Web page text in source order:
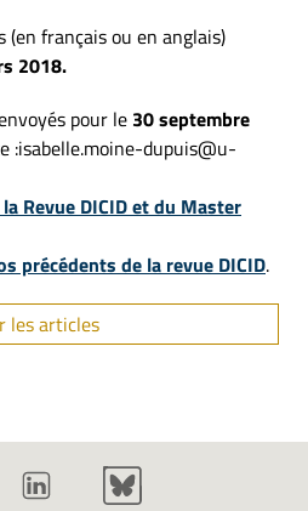
(en français ou en anglais)
2018.
pour le 30 septembre
:isabelle.moine-dupuis@u-
Revue DICID et du Master
précédents de la revue DICID.
les articles